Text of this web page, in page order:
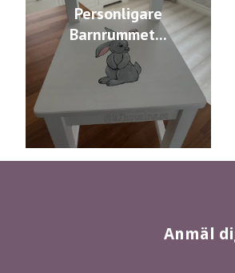
Personligare
Barnrummet...
Anmäl